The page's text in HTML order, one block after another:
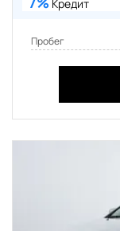
Кредит
Пробег